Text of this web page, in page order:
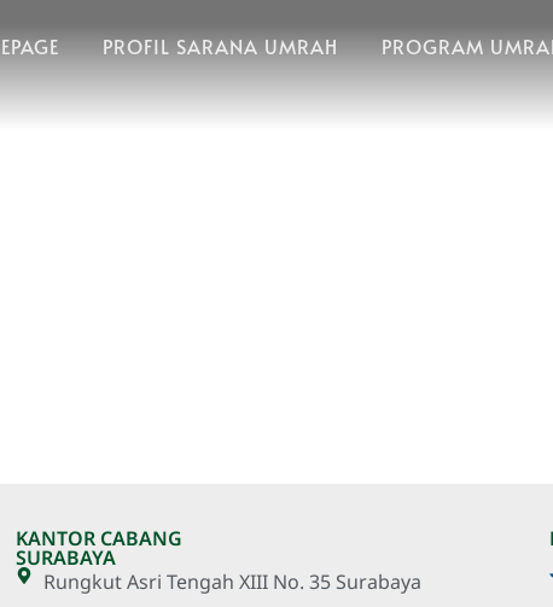
PROFIL SARANA UMRAH PROGRAM
KANTOR CABANG
SURABAYA
Rungkut Asri Tengah XIII No. 35 Surabaya